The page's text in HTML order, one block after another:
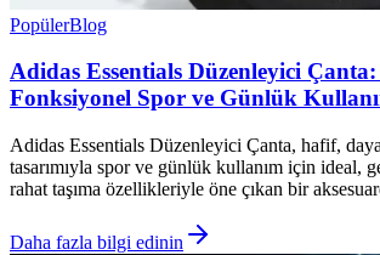
PopülerBlog
Adidas Essentials Düzenleyici Çanta:
Fonksiyonel Spor ve Günlük
Adidas Essentials Düzenleyici Çanta, hafif,
tasarımıyla spor ve günlük kullanım için ideal,
rahat taşıma özellikleriyle öne çıkan bir
Daha fazla bilgi edinin